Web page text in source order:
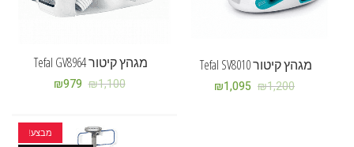
מגהץ קיטור Tefal GV8964
₪1,100
₪979
מגהץ קיטור Tefal SV8010
₪1,200
₪1,095
מבצע!